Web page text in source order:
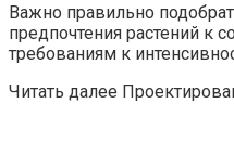
Важно правильно
предпочтения растений к
требованиям к
Читать далее